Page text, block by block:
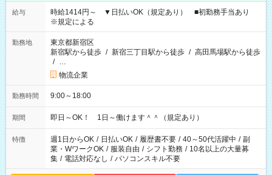
給与
時給1414円～ ▼日払いOK（規定あり） ■初勤務手当あり
※規定による
勤務地
東京都新宿区
新宿駅から徒歩 / 新宿三丁目駅から徒歩 / 高田馬場駅から徒歩
/ …
物流企業
勤務時間 9:00～18:00
期間 即日～OK！ 1日～働けます＾＾（規定あり）
特徴 週1日からOK / 日払いOK / 履歴書不要 / 40～50代活躍中 / 副
業・WワークOK / 服装自由 / シフト勤務 / 10名以上の大量募
集 / 電話対応なし / パソコンスキル不要